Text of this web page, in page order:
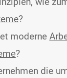
?
moderne
?
die